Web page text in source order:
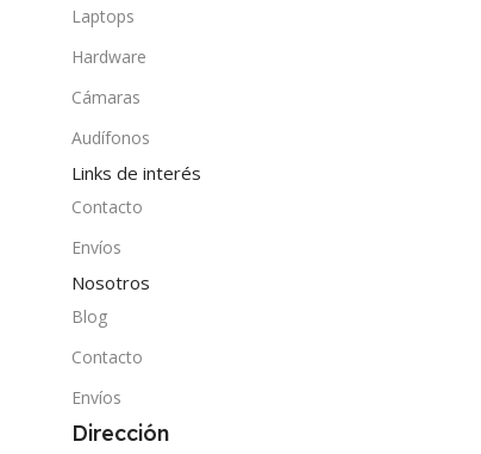
Laptops
Hardware
Cámaras
Audífonos
Links de interés
Contacto
Envíos
Nosotros
Blog
Contacto
Envíos
Dirección